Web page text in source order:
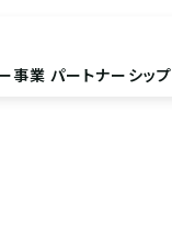
事業 パートナーシップ